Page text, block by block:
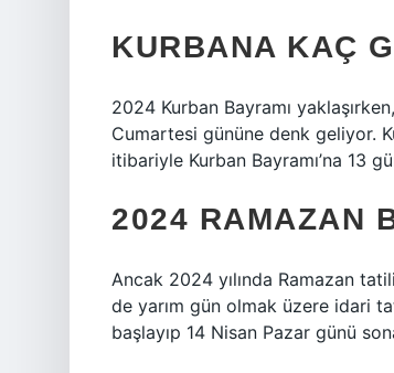
KURBANA KAÇ
2024 Kurban Bayramı
Cumartesi gününe denk geliyor.
itibariyle Kurban Bayramı’na 13
2024 RAMAZAN
Ancak 2024 yılında Ramazan
de yarım gün olmak üzere idari
başlayıp 14 Nisan Pazar günü